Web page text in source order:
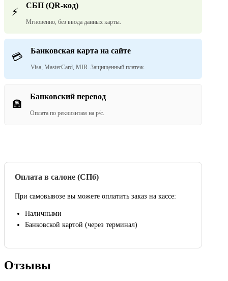
⚡
СБП (QR-код)
Мгновенно, без ввода данных карты.
💳
Банковская карта на сайте
Visa, MasterCard, MIR. Защищенный платеж.
🏦
Банковский перевод
Оплата по реквизитам на р/с.
Оплата в салоне (СПб)
При самовывозе вы можете оплатить заказ на кассе:
Наличными
Банковской картой (через терминал)
Отзывы